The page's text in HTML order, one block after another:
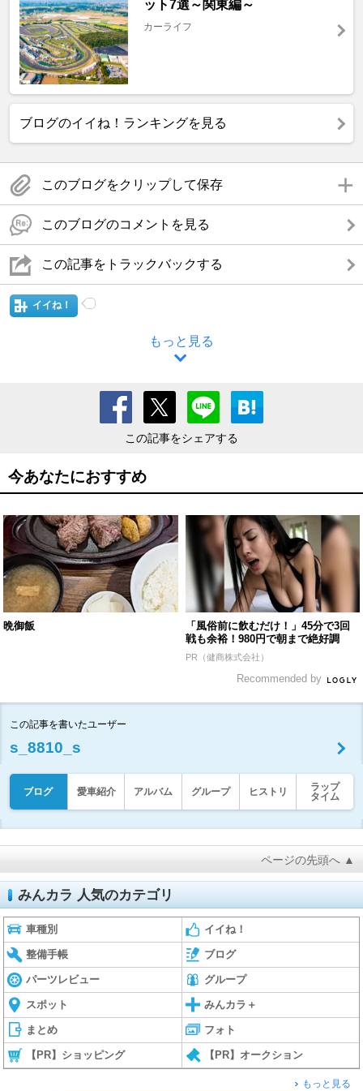
ット7選～関東編～
カーライフ
ブログのイイね！ランキングを見る
このブログをクリップして保存
このブログのコメントを見る
この記事をトラックバックする
イイね！
もっと見る
この記事をシェアする
今あなたにおすすめ
晩御飯
「風俗前に飲むだけ！」45分で3回
戦も余裕！980円で朝まで絶好調
PR（健商株式会社）
Recommended by
この記事を書いたユーザー
s_8810_s
ブログ 愛車紹介 アルバム グループ ヒストリ
ラップ
タイム
ページの先頭へ ▲
みんカラ 人気のカテゴリ
車種別 イイね！
整備手帳 ブログ
パーツレビュー グループ
スポット みんカラ＋
まとめ フォト
【PR】ショッピング 【PR】オークション
もっと見る